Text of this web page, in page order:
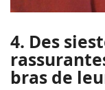
4. Des
bras de